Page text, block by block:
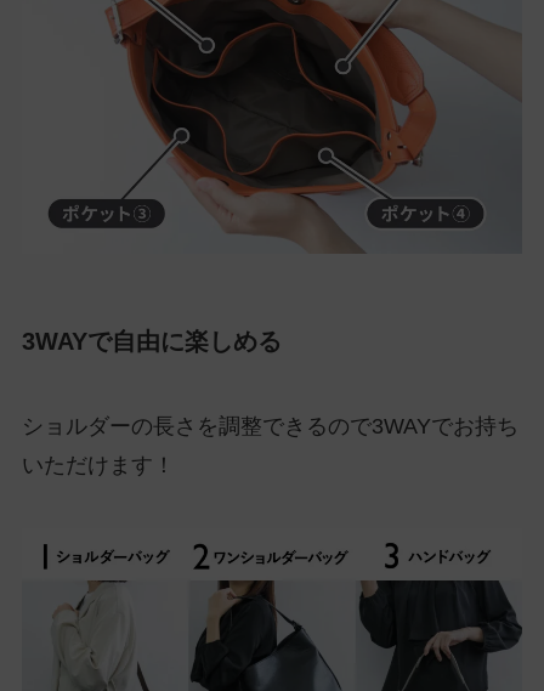
3WAYで自由に楽しめる
ショルダーの長さを調整できるので3WAYでお持ち
いただけます！